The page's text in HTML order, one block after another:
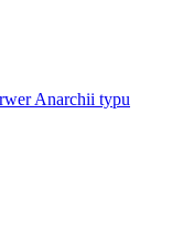
Anarchii typu